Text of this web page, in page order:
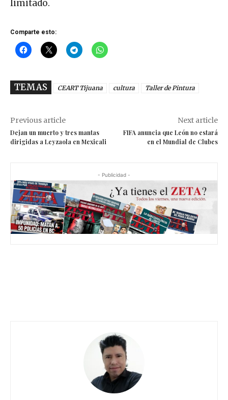
limitado.
Comparte esto:
TEMAS CEART Tijuana cultura Taller de Pintura
Previous article
Dejan un muerto y tres mantas
dirigidas a Leyzaola en Mexicali
Next article
FIFA anuncia que León no estará
en el Mundial de Clubes
- Publicidad -